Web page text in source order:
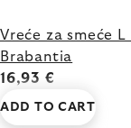
Vreće za smeće
Brabantia
16,93 €
ADD TO CART